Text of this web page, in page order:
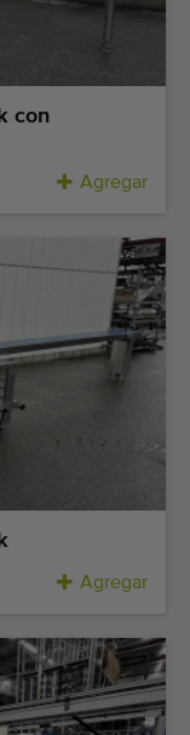
con
Agregar
Agregar